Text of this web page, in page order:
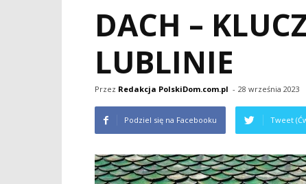
DACH –
LUBLINIE
Przez Redakcja PolskiDom.com.pl - 28 września 2023
Podziel się na Facebooku Tweet